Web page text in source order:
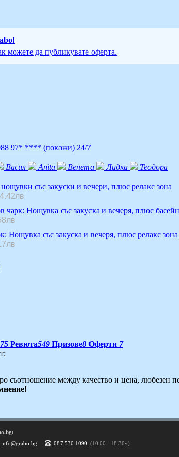
можете да публикувате оферта.
97* **** (покажи) 24/7
Васил Anita Венета Лидка
Теодора
със закуски и вечери, плюс релакс зона
чарк: Нощувка със закуска и вечеря, плюс
Нощувка със закуска и вечеря, плюс релакс зона
Ревюта549 Призове8 Оферти 7
съотношение между качество и цена, любезен
info@grabo.bg 087 530 1090 (10:00 - 18:30ч)